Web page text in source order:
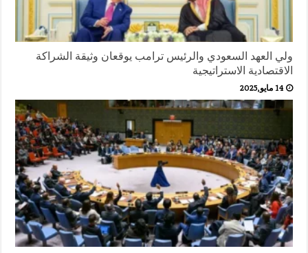
ولي العهد السعودي والرئيس ترامب يوقعان وثيقة الشراكة
الاقتصادية الاستراتيجية
14 مايو,2025